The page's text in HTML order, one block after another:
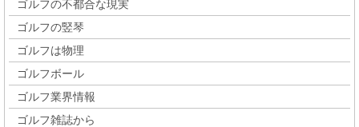
ゴルフの不都合な現実
ゴルフの竪琴
ゴルフは物理
ゴルフボール
ゴルフ業界情報
ゴルフ雑誌から